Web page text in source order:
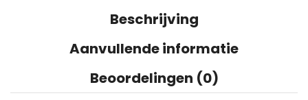
Beschrijving
Aanvullende informatie
Beoordelingen (0)